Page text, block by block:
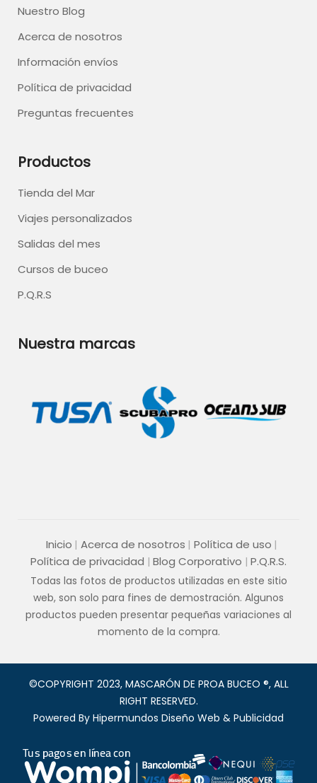
Nuestro Blog
Acerca de nosotros
Información envíos
Política de privacidad
Preguntas frecuentes
Productos
Tienda del Mar
Viajes personalizados
Salidas del mes
Cursos de buceo
P.Q.R.S
Nuestra marcas
Inicio Acerca de nosotros
Política de uso
Política de privacidad
Blog Corporativo P.Q.R.S.
Todas las fotos de productos utilizadas en este sitio
web, son solo para fines de demostración. Algunos
productos pueden presentar pequeñas variaciones al
momento de la compra.
©COPYRIGHT 2023, MASCARÓN DE PROA BUCEO ®, ALL
RIGHT RESERVED.
Powered By Hipermundos Diseño Web & Publicidad